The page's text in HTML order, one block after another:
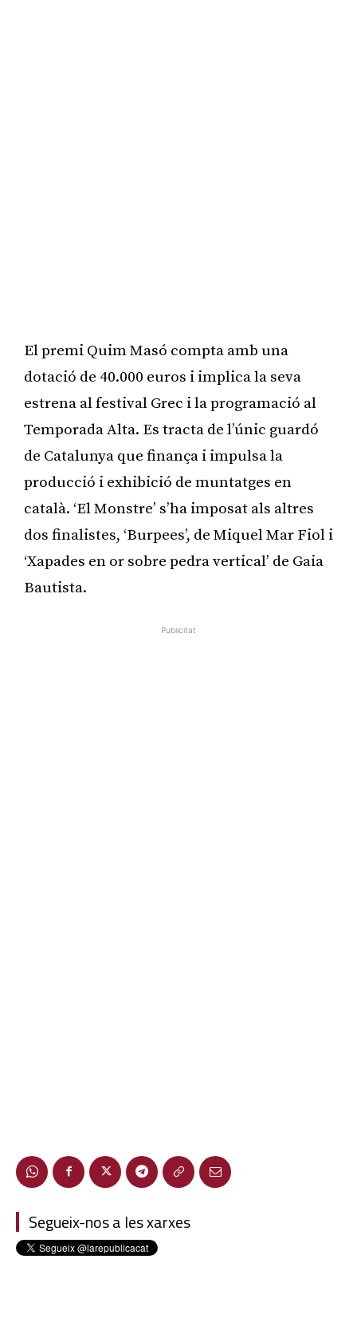
El premi Quim Masó compta amb una
dotació de 40.000 euros i implica la seva
estrena al festival Grec i la programació al
Temporada Alta. Es tracta de l’únic guardó
de Catalunya que finança i impulsa la
producció i exhibició de muntatges en
català. ‘El Monstre’ s’ha imposat als altres
dos finalistes, ‘Burpees’, de Miquel Mar Fiol i
‘Xapades en or sobre pedra vertical’ de Gaia
Bautista.
Publicitat
Segueix-nos a les xarxes